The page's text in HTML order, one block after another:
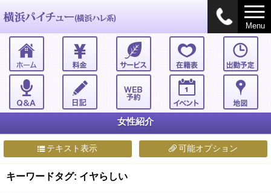
Menu
女性紹介
テキスト表示 可能オプション
キーワードタグ: イヤらしい